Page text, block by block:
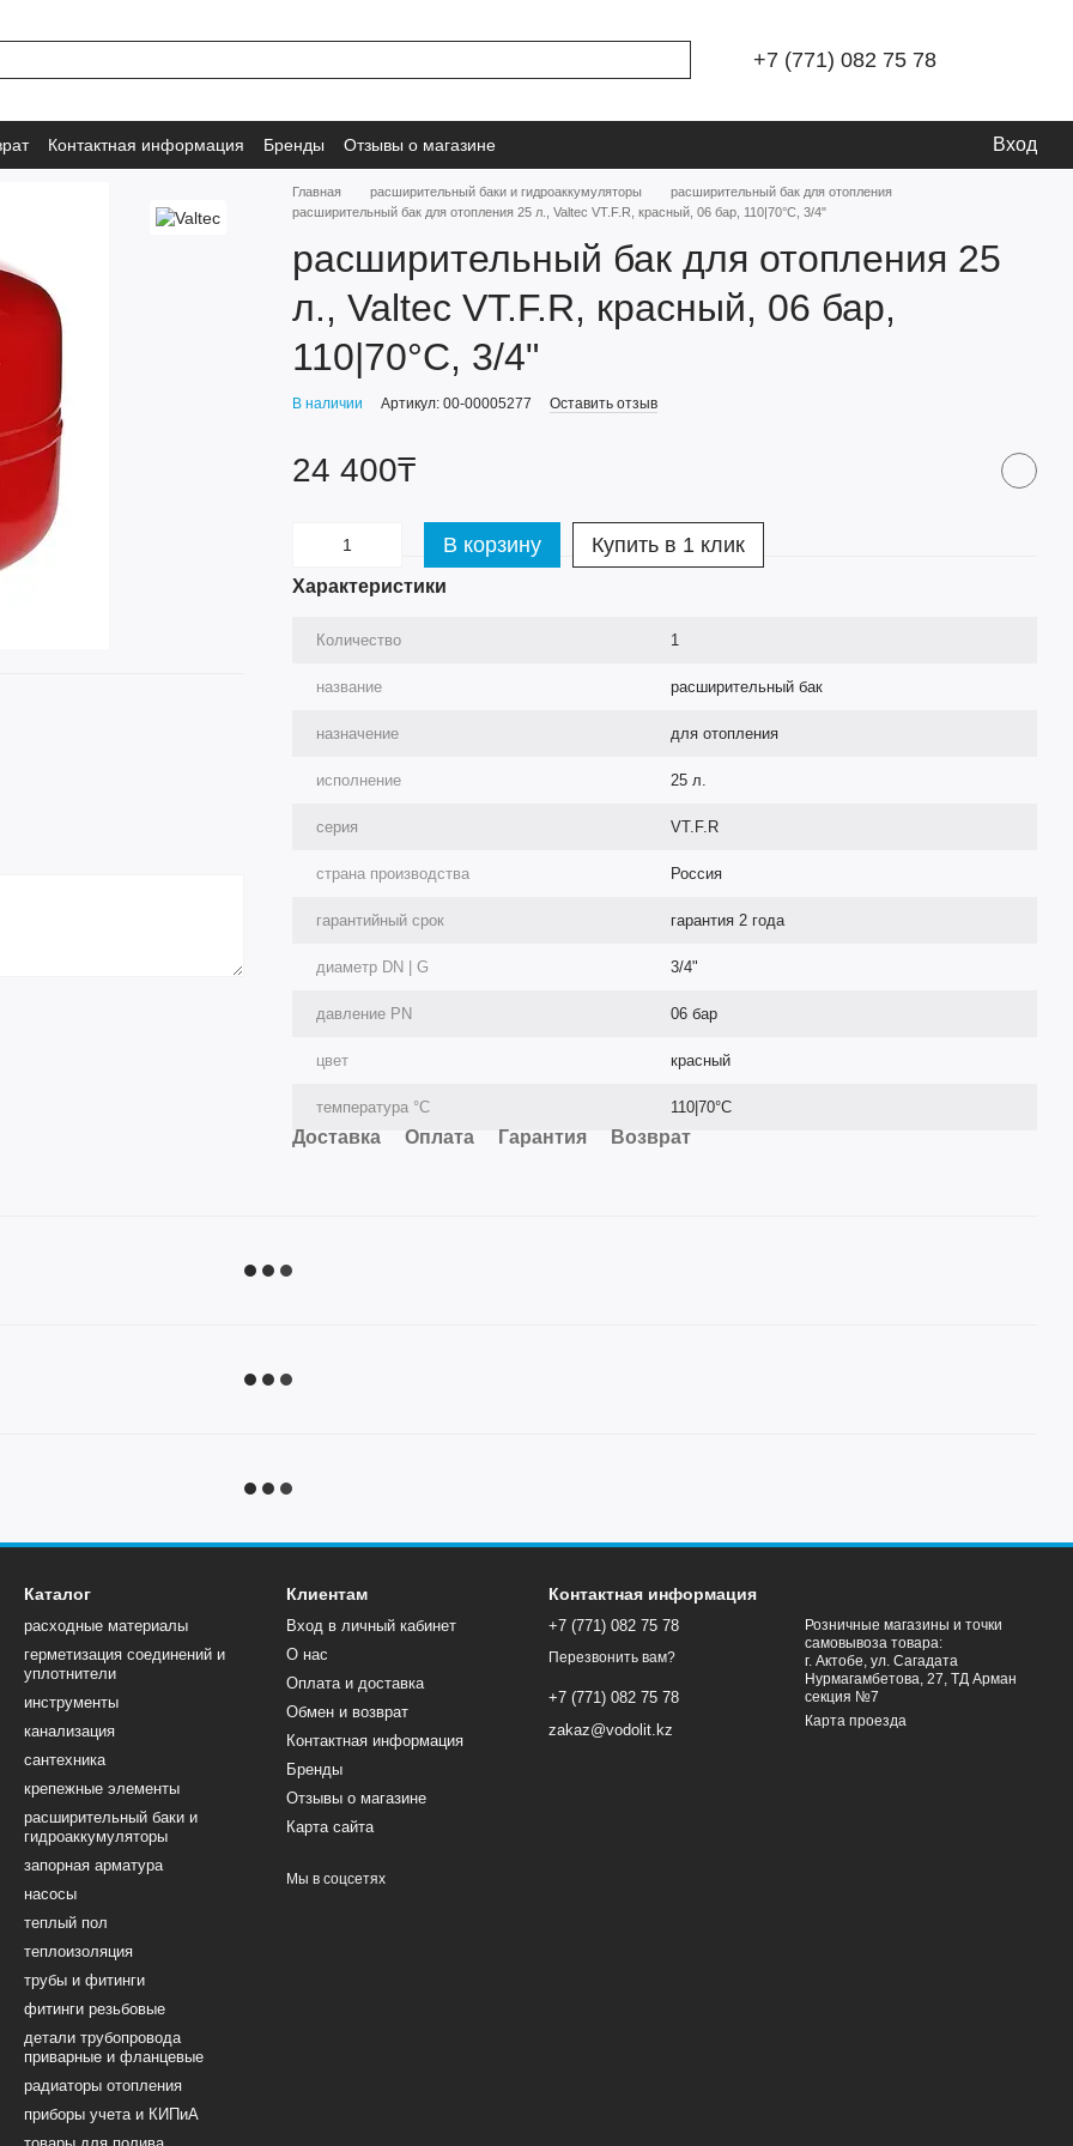
+7 (771) 082 75 78
Контактная информация Бренды Отзывы о магазине Вход
Главная расширительный баки и гидроаккумуляторы
расширительный бак для отопления
расширительный бак для отопления 25 л., Valtec VT.F.R, красный, 06 бар, 110|70°C, 3/4"
расширительный бак для отопления 25
л., Valtec VT.F.R, красный, 06 бар,
110|70°C, 3/4"
В наличии Артикул: 00-00005277 Оставить отзыв
24 400₸
В корзину Купить в 1 клик
Характеристики
Количество 1
название расширительный бак
назначение для отопления
исполнение 25 л.
серия VT.F.R
страна производства Россия
гарантийный срок гарантия 2 года
диаметр DN | G 3/4"
давление PN 06 бар
цвет красный
температура °C 110|70°C
Доставка Оплата Гарантия Возврат
Каталог
расходные материалы
герметизация соединений и
уплотнители
инструменты
канализация
сантехника
крепежные элементы
расширительный баки и
гидроаккумуляторы
запорная арматура
насосы
теплый пол
теплоизоляция
трубы и фитинги
фитинги резьбовые
детали трубопровода
приварные и фланцевые
радиаторы отопления
приборы учета и КИПиА
Клиентам
Вход в личный кабинет
О нас
Оплата и доставка
Обмен и возврат
Контактная информация
Бренды
Отзывы о магазине
Карта сайта
Мы в соцсетях
Контактная информация
+7 (771) 082 75 78
Перезвонить вам?
+7 (771) 082 75 78
zakaz@vodolit.kz
Розничные магазины и точки
самовывоза товара:
г. Актобе, ул. Сагадата
Нурмагамбетова, 27, ТД Арман
секция №7
Карта проезда